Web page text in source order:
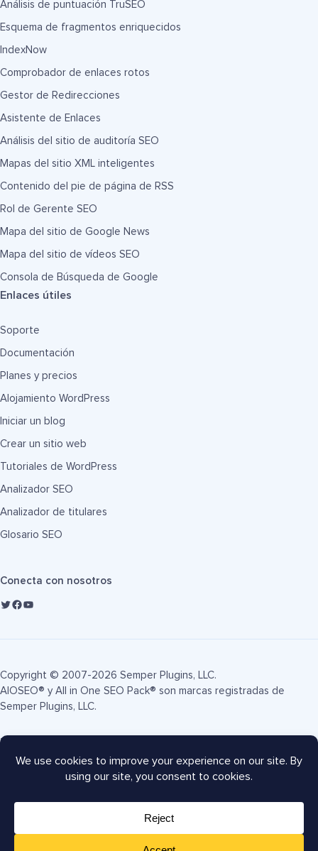
Análisis de puntuación TruSEO
Esquema de fragmentos enriquecidos
IndexNow
Comprobador de enlaces rotos
Gestor de Redirecciones
Asistente de Enlaces
Análisis del sitio de auditoría SEO
Mapas del sitio XML inteligentes
Contenido del pie de página de RSS
Rol de Gerente SEO
Mapa del sitio de Google News
Mapa del sitio de vídeos SEO
Consola de Búsqueda de Google
Enlaces útiles
Soporte
Documentación
Planes y precios
Alojamiento WordPress
Iniciar un blog
Crear un sitio web
Tutoriales de WordPress
Analizador SEO
Analizador de titulares
Glosario SEO
Conecta con nosotros
Copyright © 2007-2026 Semper Plugins, LLC.
AIOSEO® y All in One SEO Pack® son marcas registradas de
Semper Plugins, LLC.
Términos de servicio
Divulgación FTC
Mapa del sitio Cupón AIOSEO